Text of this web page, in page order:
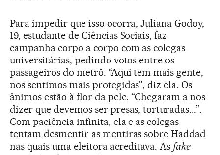
Para impedir que isso ocorra, Juliana Godoy,
19, estudante de Ciências Sociais, faz
campanha corpo a corpo com as colegas
universitárias, pedindo votos entre os
passageiros do metrô. “Aqui tem mais gente,
nos sentimos mais protegidas”, diz ela. Os
ânimos estão à flor da pele. “Chegaram a nos
dizer que devemos ser presas, torturadas...”.
Com paciência infinita, ela e as colegas
tentam desmentir as mentiras sobre Haddad
nas quais uma eleitora acreditava. As fake